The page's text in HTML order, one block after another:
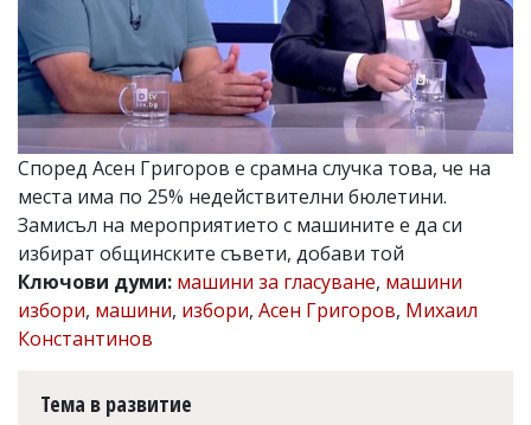
еmail:
k.kassabova@flagman.bg
Главен
редактор:
Иван
email:
office@flagman.bg
Коментарите
статиите
се
въвеждат
от
читателите
редакцията
Според Асен Григоров е срамна случка това, че на
места има по 25% недействителни бюлетини.
Замисъл на мероприятието с машините е да си
избират общинските съвети, добави той
Ключови думи: машини за гласуване, машини
избори, машини, избори, Асен Григоров, Михаил
Константинов
Тема в развитие